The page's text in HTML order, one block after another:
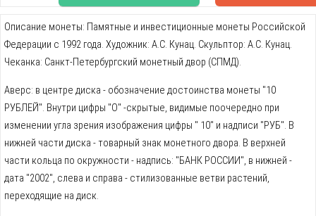
Описание монеты: Памятные и инвестиционные монеты Российской
Федерации с 1992 года. Художник: А.С. Кунац. Скульптор: А.С. Кунац.
Чеканка: Санкт-Петербургский монетный двор (СПМД).
Аверс: в центре диска - обозначение достоинства монеты "10
РУБЛЕЙ". Внутри цифры "О" -скрытые, видимые поочередно при
изменении угла зрения изображения цифры " 10" и надписи "РУБ". В
нижней части диска - товарный знак монетного двора. В верхней
части кольца по окружности - надпись: "БАНК РОССИИ", в нижней -
дата "2002", слева и справа - стилизованные ветви растений,
переходящие на диск.